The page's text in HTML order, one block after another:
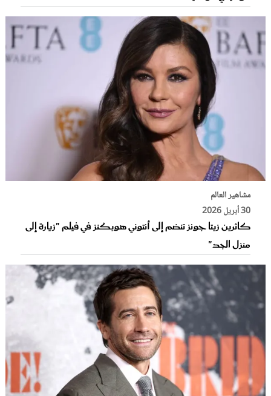
مشاهير العالم
30 أبريل 2026
كاثرين زيتا جونز تنضم إلى أنتوني هوبكنز في فيلم "زيارة إلى
منزل الجد"